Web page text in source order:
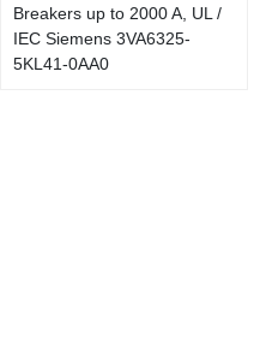
Breakers up to 2000 A, UL /
IEC Siemens 3VA6325-
5KL41-0AA0